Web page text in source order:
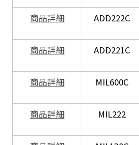
商品詳細 ADD222C
商品詳細
ADD221C
商品詳細
MIL600C
商品詳細
MIL222